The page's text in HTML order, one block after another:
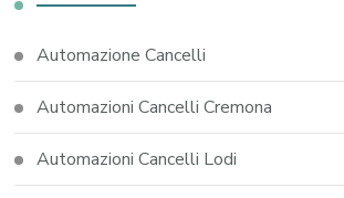
Automazione Cancelli
Automazioni Cancelli Cremona
Automazioni Cancelli Lodi